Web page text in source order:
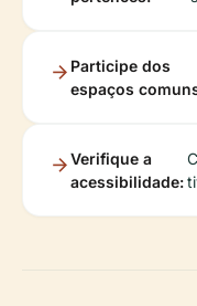
Participe dos
espaços
Verifique a
acessibilidade: